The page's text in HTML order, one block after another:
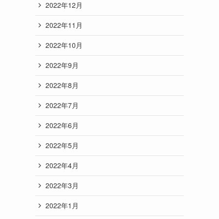
2022年12月
2022年11月
2022年10月
2022年9月
2022年8月
2022年7月
2022年6月
2022年5月
2022年4月
2022年3月
2022年1月